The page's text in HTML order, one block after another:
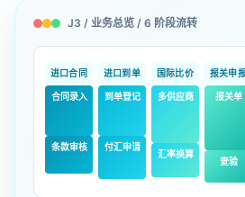
J3 / 业务总览 / 6 阶段流转
进口合同
合同录入
条款审核
进口到单
到单登记
付汇申请
国际比价
多供应商
汇率换算
报关申
报关单
查验